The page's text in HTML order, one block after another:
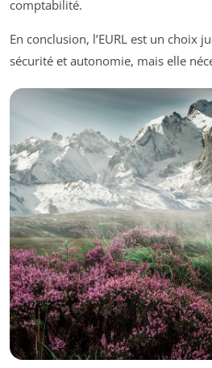
comptabilité.
En conclusion, l’EURL est un
sécurité et autonomie, mais elle